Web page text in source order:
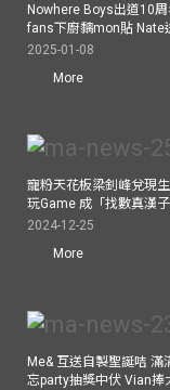
Nowhere Boys出道10
fans下廚黐mon貼 Nate
2025-01-08
More
寵粉天花板梁釗峰兌現
玩Game 成「找數真漢
2024-12-25
More
Me& 互送自製聖誕咭
忘party抽獎中伏 Vian捧